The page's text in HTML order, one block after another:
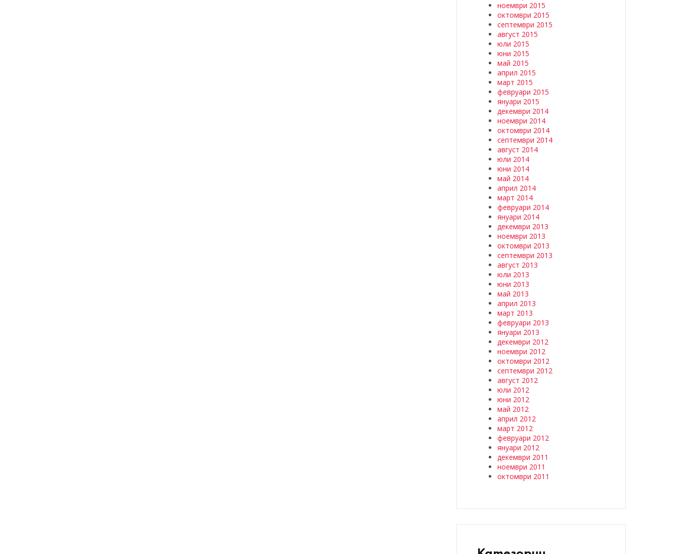
ноември 2015
октомври 2015
септември 2015
август 2015
юли 2015
юни 2015
май 2015
април 2015
март 2015
февруари 2015
януари 2015
декември 2014
ноември 2014
октомври 2014
септември 2014
август 2014
юли 2014
юни 2014
май 2014
април 2014
март 2014
февруари 2014
януари 2014
декември 2013
ноември 2013
октомври 2013
септември 2013
август 2013
юли 2013
юни 2013
май 2013
април 2013
март 2013
февруари 2013
януари 2013
декември 2012
ноември 2012
октомври 2012
септември 2012
август 2012
юли 2012
юни 2012
май 2012
април 2012
март 2012
февруари 2012
януари 2012
декември 2011
ноември 2011
октомври 2011